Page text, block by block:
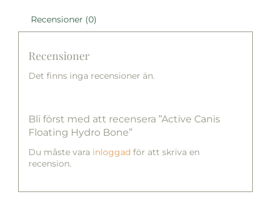
Recensioner (0)
Recensioner
Det finns inga recensioner än.
Bli först med att recensera ”Active Canis
Floating Hydro Bone”
Du måste vara inloggad för att skriva en
recension.